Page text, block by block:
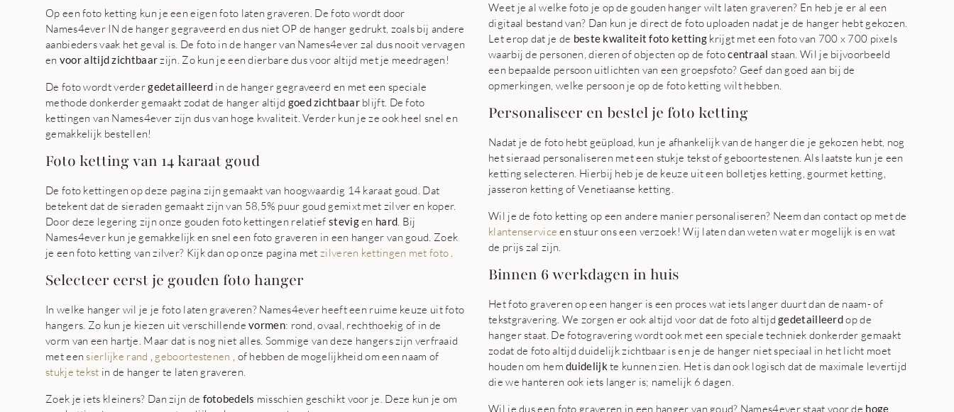
Op een foto ketting kun je een eigen foto laten graveren. De foto wordt door
Names4ever IN de hanger gegraveerd en dus niet OP de hanger gedrukt, zoals bij andere
aanbieders vaak het geval is. De foto in de hanger van Names4ever zal dus nooit vervagen
en voor altijd zichtbaarzijn. Zo kun je een dierbare dus voor altijd met je meedragen!
De foto wordt verdergedetailleerd in de hanger gegraveerd en met een speciale
methode donkerder gemaakt zodat de hanger altijd goed zichtbaarblijft. De foto
kettingen van Names4ever zijn dus van hoge kwaliteit. Verder kun je ze ook heel snel en
gemakkelijk bestellen!
Foto ketting van 14 karaat goud
De foto kettingen op deze pagina zijn gemaakt van hoogwaardig 14 karaat goud. Dat
betekent dat de sieraden gemaakt zijn van 58,5% puur goud gemixt met zilver en koper.
Door deze legering zijn onze gouden foto kettingen relatief stevigen hard . Bij
Names4ever kun je gemakkelijk en snel een foto graveren in een hanger van goud. Zoek
je een foto ketting van zilver? Kijk dan op onze pagina met zilveren kettingen met foto
Selecteer eerst je gouden foto hanger
In welke hanger wil je je foto laten graveren? Names4ever heeft een ruime keuze uit foto
hangers. Zo kun je kiezen uit verschillendevormen: rond, ovaal, rechthoekig of in de
vorm van een hartje. Maar dat is nog niet alles. Sommige van deze hangers zijn verfraaid
met een sierlijke rand geboortestenen
, of hebben de mogelijkheid om een naam of
stukje tekst in de hanger te laten graveren.
Zoek je iets kleiners? Dan zijn de fotobedels misschien geschikt voor je. Deze kun je om
Weet je al welke foto je op de gouden hanger wilt laten graveren? En heb je er al een
digitaal bestand van? Dan kun je direct de foto uploaden nadat je de hanger hebt gekozen.
Let erop dat je de beste kwaliteit foto ketting krijgt met een foto van 700 x 700 pixels
waarbij de personen, dieren of objecten op de fotocentraal staan. Wil je bijvoorbeeld
een bepaalde persoon uitlichten van een groepsfoto? Geef dan goed aan bij de
opmerkingen, welke persoon je op de foto ketting wilt hebben.
Personaliseer en bestel je foto ketting
Nadat je de foto hebt geüpload, kun je afhankelijk van de hanger die je gekozen hebt, nog
het sieraad personaliseren met een stukje tekst of geboortestenen. Als laatste kun je een
ketting selecteren. Hierbij heb je de keuze uit een bolletjes ketting, gourmet ketting,
jasseron ketting of Venetiaanse ketting.
Wil je de foto ketting op een andere manier personaliseren? Neem dan contact op met de
klantenservice en stuur ons een verzoek! Wij laten dan weten wat er mogelijk is en wat
de prijs zal zijn.
Binnen 6 werkdagen in huis
Het foto graveren op een hanger is een proces wat iets langer duurt dan de naam- of
tekstgravering. We zorgen er ook altijd voor dat de foto altijdgedetailleerdop de
hanger staat. De fotogravering wordt ook met een speciale techniek donkerder gemaakt
zodat de foto altijd duidelijk zichtbaar is en je de hanger niet speciaal in het licht moet
houden om hemduidelijk te kunnen zien. Het is dan ook logisch dat de maximale levertijd
die we hanteren ook iets langer is; namelijk 6 dagen.
Wil je dus een foto graveren in een hanger van goud? Names4ever staat voor de hoge